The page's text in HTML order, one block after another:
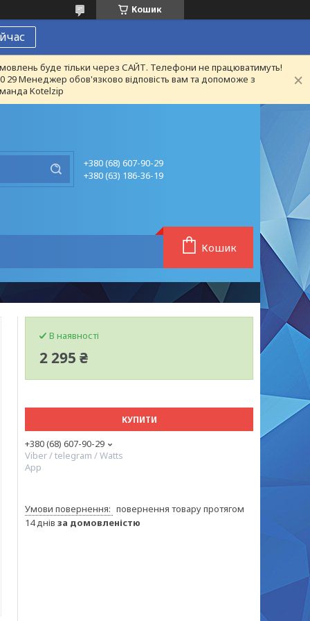
Кошик
буде тільки через САЙТ. Телефони не працюватимуть!
29 Менеджер обов'язково відповість вам та допоможе з
Kotelzip
+380 (68) 607-90-29
+380 (63) 186-36-19
Кошик
В наявності
2 295 ₴
КУПИТИ
+380 (68) 607-90-29
Viber / telegram / Watts
App
повернення товару протягом
14 днів за домовленістю